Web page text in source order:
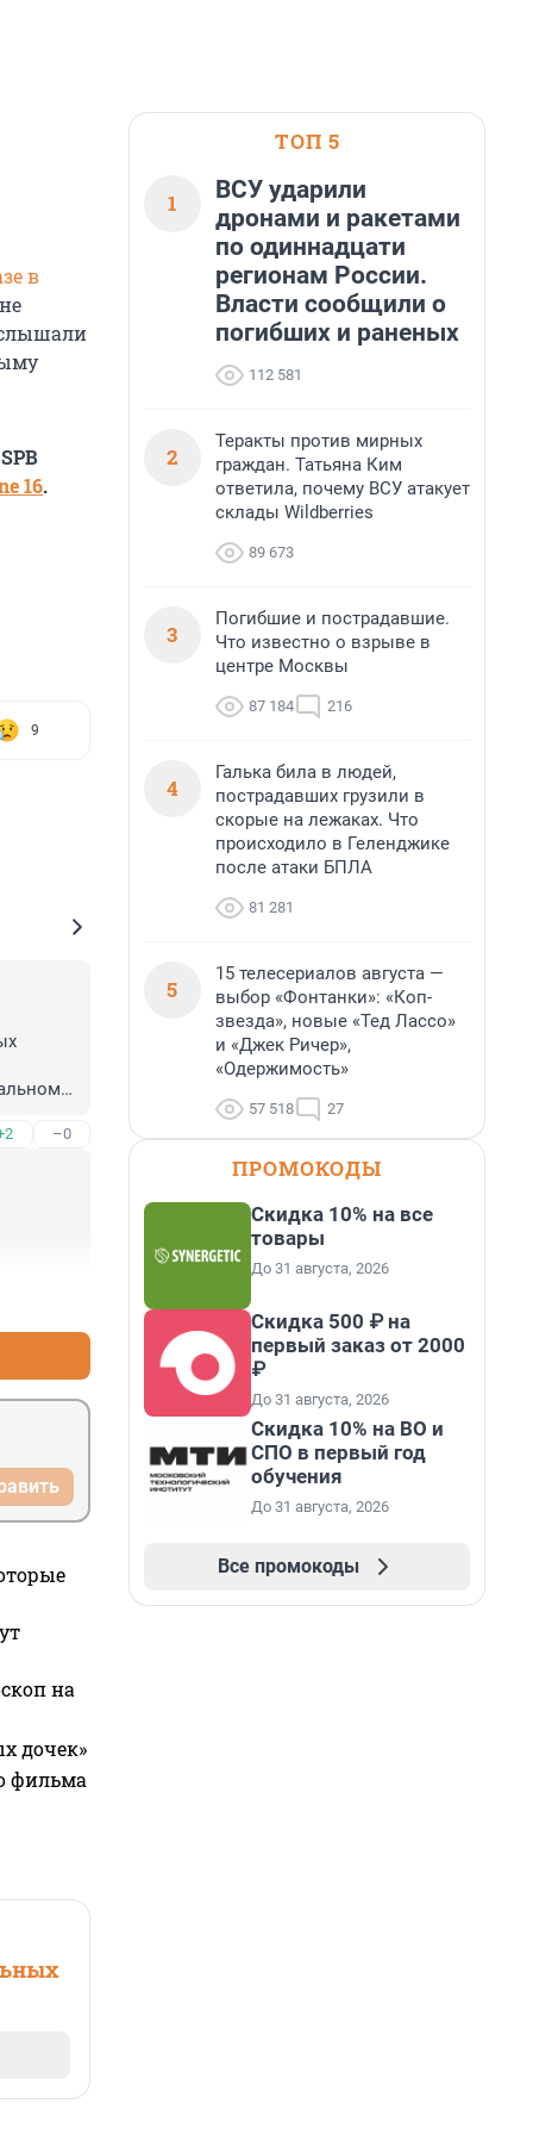
в
16.
9
–0
на
дочек»
фильма
ТОП 5
1
ВСУ ударили
дронами и ракетами
по одиннадцати
регионам России.
Власти сообщили о
погибших и раненых
112 581
2
Теракты против мирных
граждан. Татьяна Ким
ответила, почему ВСУ атакует
склады Wildberries
89 673
3
Погибшие и пострадавшие.
Что известно о взрыве в
центре Москвы
87 184 216
4
Галька била в людей,
пострадавших грузили в
скорые на лежаках. Что
происходило в Геленджике
после атаки БПЛА
81 281
5
15 телесериалов августа —
выбор «Фонтанки»: «Коп-
звезда», новые «Тед Лассо»
и «Джек Ричер»,
«Одержимость»
57 518 27
ПРОМОКОДЫ
Скидка 10% на все
товары
До 31 августа, 2026
Скидка 500 ₽ на
первый заказ от 2000
₽
До 31 августа, 2026
Скидка 10% на ВО и
СПО в первый год
обучения
До 31 августа, 2026
Все промокоды